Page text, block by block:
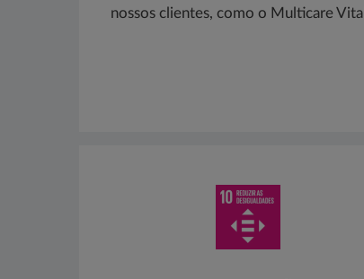
nossos clientes, como o Multicare